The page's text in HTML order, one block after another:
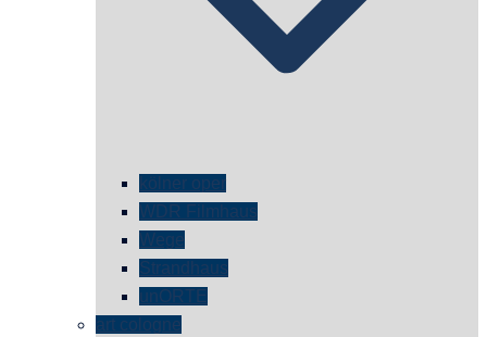
kölner oper
WDR Filmhaus
Wege
Strandhaus
unORTE
art cologne